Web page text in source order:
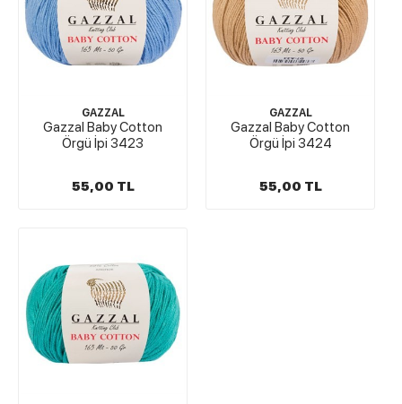
GAZZAL
Gazzal Baby Cotton
Örgü İpi 3423
55,00 TL
GAZZAL
Gazzal Baby Cotton
Örgü İpi 3424
55,00 TL